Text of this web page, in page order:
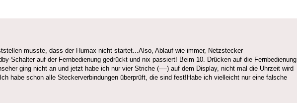
musste, dass der Humax nicht startet...Also, Ablauf wie immer, Netzstecker
Schalter auf der Fernbedienung gedrückt und nix passiert! Beim 10. Drücken auf die Fernbedienung
ging nicht an und jetzt habe ich nur vier Striche (----) auf dem Display, nicht mal die Uhrzeit wird
habe schon alle Steckerverbindungen überprüft, die sind fest!Habe ich vielleicht nur eine falsche